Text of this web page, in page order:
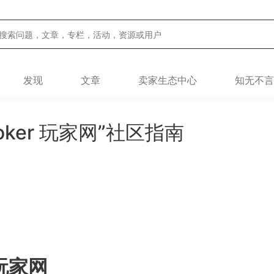
发现 文章 卖家生态中心 知无不言
玩家网”社区指南
网